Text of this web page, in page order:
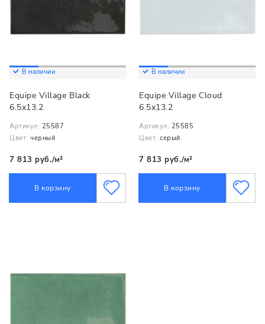
В наличии
Equipe Village Black
6.5x13.2
Артикул: 25587
Цвет: черный
7 813 руб./м²
В корзину
В наличии
Equipe Village Cloud
6.5x13.2
Артикул: 25585
Цвет: серый
7 813 руб./м²
В корзину